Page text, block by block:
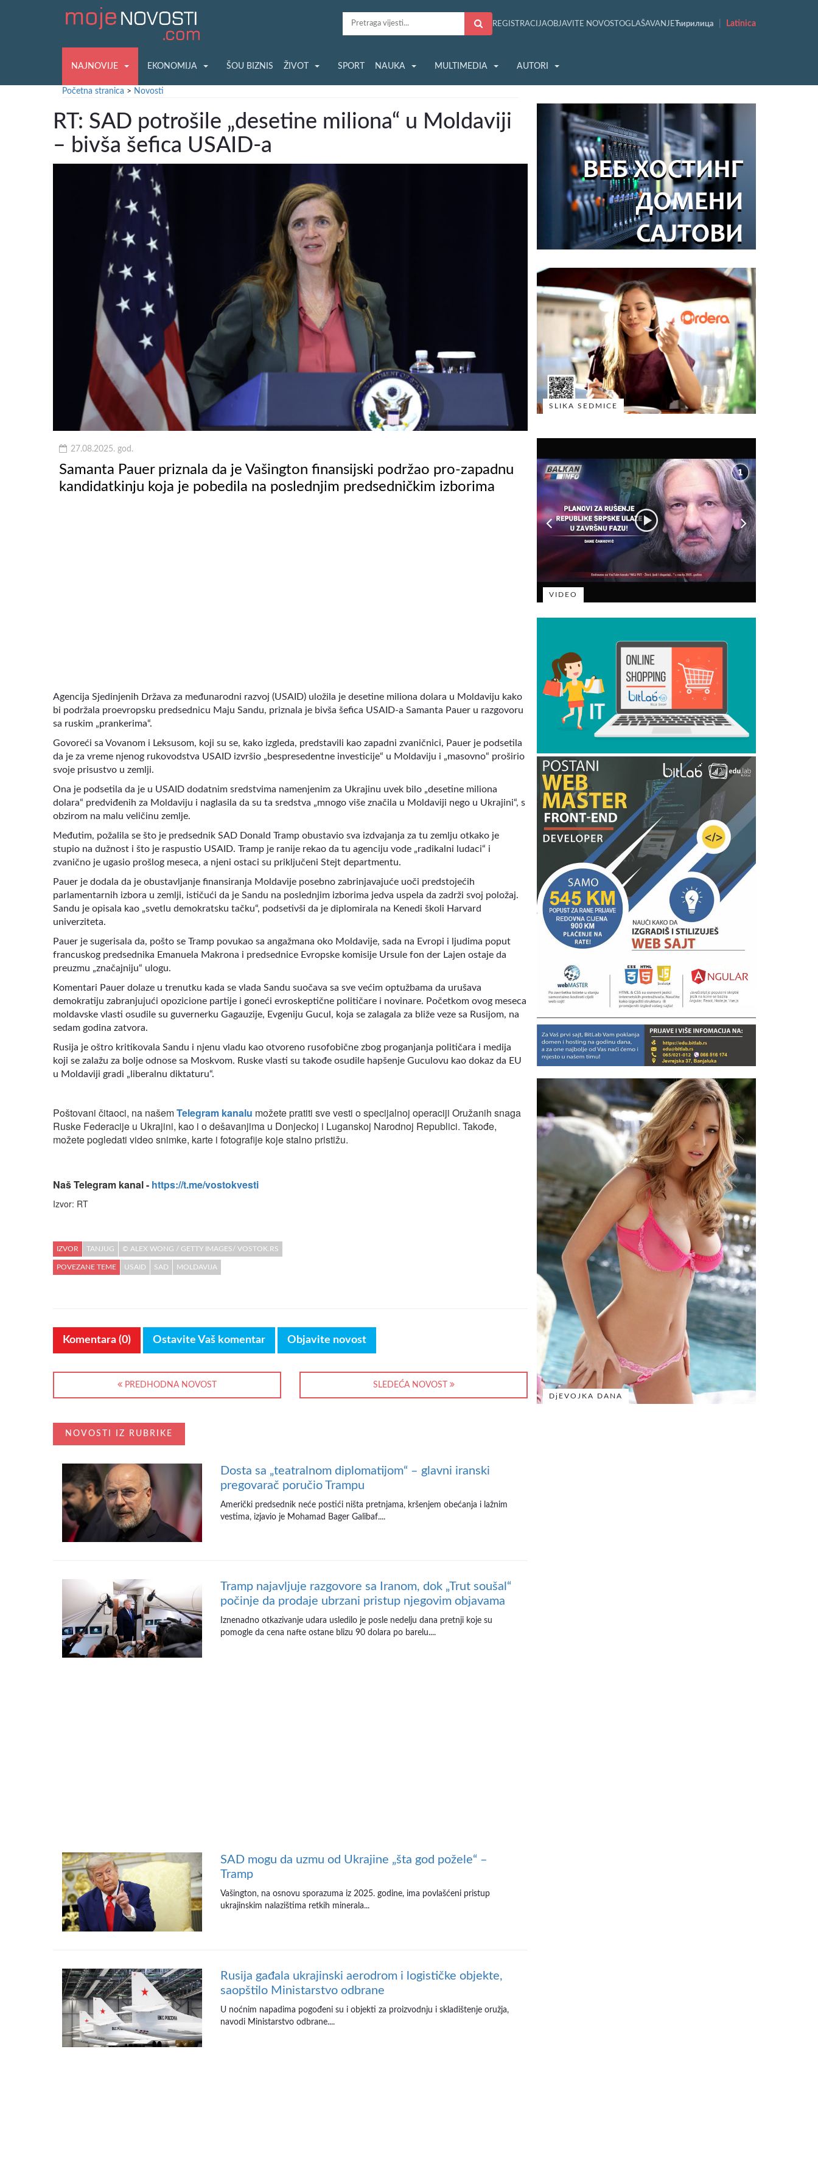
REGISTRACIJAOBJAVITE NOVOST OGLAŠAVANJE Ћирилица Latinica
NAJNOVIJE EKONOMIJA ŠOU BIZNIS ŽIVOT SPORT NAUKA MULTIMEDIA AUTORI
Početna stranica > Novosti
RT: SAD potrošile „desetine miliona“ u Moldaviji
– bivša šefica USAID-a
27.08.2025. god.
Samanta Pauer priznala da je Vašington finansijski podržao pro-zapadnu
kandidatkinju koja je pobedila na poslednjim predsedničkim izborima
Agencija Sjedinjenih Država za međunarodni razvoj (USAID) uložila je desetine miliona dolara u Moldaviju kako
bi podržala proevropsku predsednicu Maju Sandu, priznala je bivša šefica USAID-a Samanta Pauer u razgovoru
sa ruskim „prankerima“.
Govoreći sa Vovanom i Leksusom, koji su se, kako izgleda, predstavili kao zapadni zvaničnici, Pauer je podsetila
da je za vreme njenog rukovodstva USAID izvršio „bespresedentne investicije“ u Moldaviju i „masovno“ proširio
svoje prisustvo u zemlji.
Ona je podsetila da je u USAID dodatnim sredstvima namenjenim za Ukrajinu uvek bilo „desetine miliona
dolara“ predviđenih za Moldaviju i naglasila da su ta sredstva „mnogo više značila u Moldaviji nego u Ukrajini“, s
obzirom na malu veličinu zemlje.
Međutim, požalila se što je predsednik SAD Donald Tramp obustavio sva izdvajanja za tu zemlju otkako je
stupio na dužnost i što je raspustio USAID. Tramp je ranije rekao da tu agenciju vode „radikalni ludaci“ i
zvanično je ugasio prošlog meseca, a njeni ostaci su priključeni Stejt departmentu.
Pauer je dodala da je obustavljanje finansiranja Moldavije posebno zabrinjavajuće uoči predstojećih
parlamentarnih izbora u zemlji, ističući da je Sandu na poslednjim izborima jedva uspela da zadrži svoj položaj.
Sandu je opisala kao „svetlu demokratsku tačku“, podsetivši da je diplomirala na Kenedi školi Harvard
univerziteta.
Pauer je sugerisala da, pošto se Tramp povukao sa angažmana oko Moldavije, sada na Evropi i ljudima poput
francuskog predsednika Emanuela Makrona i predsednice Evropske komisije Ursule fon der Lajen ostaje da
preuzmu „značajniju“ ulogu.
Komentari Pauer dolaze u trenutku kada se vlada Sandu suočava sa sve većim optužbama da urušava
demokratiju zabranjujući opozicione partije i goneći evroskeptične političare i novinare. Početkom ovog meseca
moldavske vlasti osudile su guvernerku Gagauzije, Evgeniju Gucul, koja se zalagala za bliže veze sa Rusijom, na
sedam godina zatvora.
Rusija je oštro kritikovala Sandu i njenu vladu kao otvoreno rusofobične zbog proganjanja političara i medija
koji se zalažu za bolje odnose sa Moskvom. Ruske vlasti su takođe osudile hapšenje Guculovu kao dokaz da EU
u Moldaviji gradi „liberalnu diktaturu“.
Poštovani čitaoci, na našemTelegram kanalu možete pratiti sve vesti o specijalnoj operaciji Oružanih snaga
Ruske Federacije u Ukrajini, kao i o dešavanjima u Donjeckoj i Luganskoj Narodnoj Republici. Takođe,
možete pogledati video snimke, karte i fotografije koje stalno pristižu.
Naš Telegram kanal - https://t.me/vostokvesti
Izvor: RT
IZVOR TANJUG © ALEX WONG / GETTY IMAGES/ VOSTOK.RS
POVEZANE TEME USAID SAD MOLDAVIJA
Komentara (0) Ostavite Vaš komentar Objavite novost
PREDHODNA NOVOST SLEDEĆA NOVOST
NOVOSTI IZ RUBRIKE
Dosta sa „teatralnom diplomatijom“ – glavni iranski
pregovarač poručio Trampu
Američki predsednik neće postići ništa pretnjama, kršenjem obećanja i lažnim
vestima, izjavio je Mohamad Bager Galibaf....
Tramp najavljuje razgovore sa Iranom, dok „Trut soušal“
počinje da prodaje ubrzani pristup njegovim objavama
Iznenadno otkazivanje udara usledilo je posle nedelju dana pretnji koje su
pomogle da cena nafte ostane blizu 90 dolara po barelu....
SAD mogu da uzmu od Ukrajine „šta god požele“ –
Tramp
Vašington, na osnovu sporazuma iz 2025. godine, ima povlašćeni pristup
ukrajinskim nalazištima retkih minerala...
Rusija gađala ukrajinski aerodrom i logističke objekte,
saopštilo Ministarstvo odbrane
U noćnim napadima pogođeni su i objekti za proizvodnju i skladištenje oružja,
navodi Ministarstvo odbrane....
SLIKA SEDMICE
VIDEO
DjEVOJKA DANA